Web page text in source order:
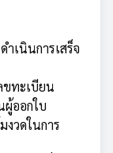
เนินการเสร็จ
ทะเบียน
ผู้ออกใบ
วดในการ